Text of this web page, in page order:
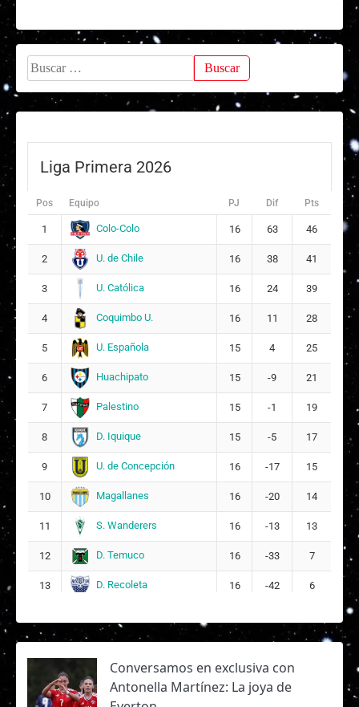
Buscar:
Liga Primera 2026
Pos Equipo PJ Dif Pts
1 Colo-Colo 16 63 46
2 U. de Chile 16 38 41
3 U. Católica 16 24 39
4 Coquimbo U. 16 11 28
5 U. Española 15 4 25
6 Huachipato 15 -9 21
7 Palestino 15 -1 19
8 D. Iquique 15 -5 17
9 U. de Concepción 16 -17 15
10 Magallanes 16 -20 14
11 S. Wanderers 16 -13 13
12 D. Temuco 16 -33 7
13 D. Recoleta 16 -42 6
Conversamos en exclusiva con
Antonella Martínez: La joya de